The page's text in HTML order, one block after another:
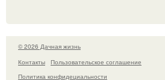
© 2026 Дачная жизнь
Контакты
Пользовательское соглашение
Политика конфидециальности